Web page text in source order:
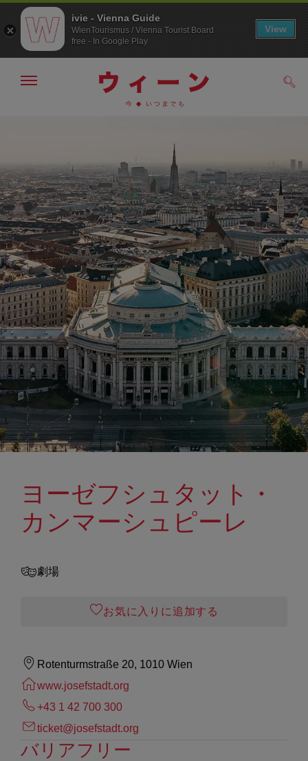
へ
ジ
の
ト
ッ
プ
へ
メ
非
表
示
ヨーゼフシュタット・
カンマーシュピーレ
劇場
お気に入りに追加する
Rotenturmstraße 20, 1010 Wien
www.josefstadt.org
+43 1 42 700 300
ticket@josefstadt.org
バリアフリー
ivie - Vienna Guide
WienTourismus / Vienna Tourist Board
free - In Google Play
View